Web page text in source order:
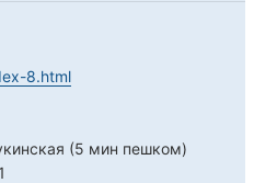
8.html
(5 мин пешком)